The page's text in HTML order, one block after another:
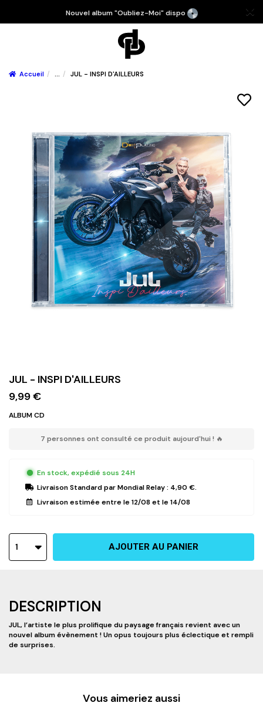
Nouvel album "Oubliez-Moi" dispo
Accueil ... JUL - INSPI D'AILLEURS
JUL - INSPI D'AILLEURS
9,99 €
ALBUM CD
7 personnes ont consulté ce produit aujourd'hui ! 🔥
En stock, expédié sous 24H
Livraison Standardpar Mondial Relay : 4,90 €.
Livraison estimée entre le12/08 et le14/08
1 AJOUTER AU PANIER
DESCRIPTION
JUL, l’artiste le plus prolifique du paysage français revient avec un
nouvel album évènement ! Un opus toujours plus éclectique et rempli
de surprises.
Vous aimeriez aussi